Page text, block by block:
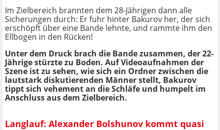
Im Zielbereich brannten dem 28-Jährigen dann alle
Sicherungen durch: Er fuhr hinter Bakurov her, der sich
erschöpft über eine Bande lehnte, und rammte ihm den
Ellbogen in den Rücken!
Unter dem Druck brach die Bande zusammen, der 22-
Jährige stürzte zu Boden. Auf Videoaufnahmen der
Szene ist zu sehen, wie sich ein Ordner zwischen die
lautstark diskutierenden Männer stellt, Bakurov
tippt sich vehement an die Schläfe und humpelt im
Anschluss aus dem Zielbereich.
Langlauf: Alexander Bolshunov kommt quasi